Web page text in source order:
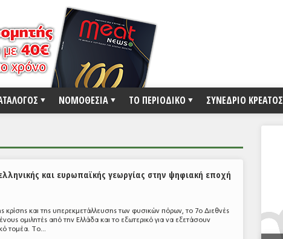
ΝΟΜΟΘΕΣΙΑ ΤΟ ΠΕΡΙΟΔΙΚΟ ΣΥΝΕΔΡΙΟ ΚΡΕΑΤΟΣ
και ευρωπαϊκής γεωργίας στην ψηφιακή εποχή
κρίσης και της υπερεκμετάλλευσης των φυσικών πόρων, το 7ο Διεθνές
ομιλητές από την Ελλάδα και το εξωτερικό για να εξετάσουν
τομέα. Το...